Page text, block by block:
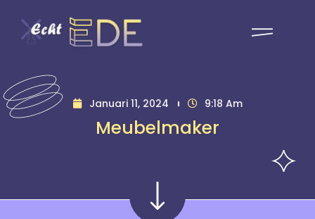
Januari 11, 2024 9:18 Am
Meubelmaker